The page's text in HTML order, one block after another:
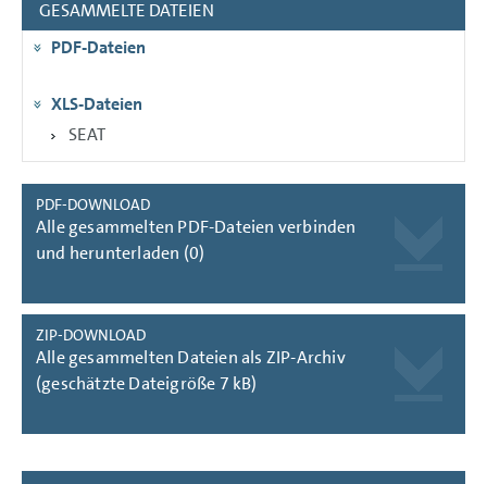
CORPORATE GOVERNANCE
KONZERNLAGEBERICHT
ANHANG
GESAMMELTE DATEIEN
PDF-Dateien
XLS-Dateien
SEAT
PDF-DOWNLOAD
Alle gesammelten PDF-Dateien verbinden
und herunterladen (0)
ZIP-DOWNLOAD
Alle gesammelten Dateien als ZIP-Archiv
(geschätzte Dateigröße 7 kB)